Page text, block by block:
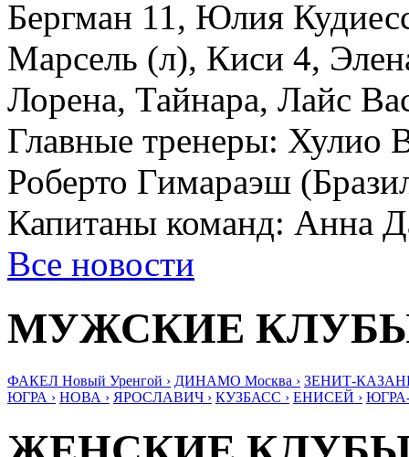
Бергман 11, Юлия
Марсель (л), Киси 4,
Лорена, Тайнара, Лайс
Главные тренеры: Хулио
Роберто Гимараэш
Капитаны команд: Анна
Все новости
МУЖСКИЕ
ФАКЕЛ Новый Уренгой › ДИНАМО Москва › ЗЕНИТ-
ЮГРА › НОВА › ЯРОСЛАВИЧ › КУЗБАСС › ЕНИСЕЙ ›